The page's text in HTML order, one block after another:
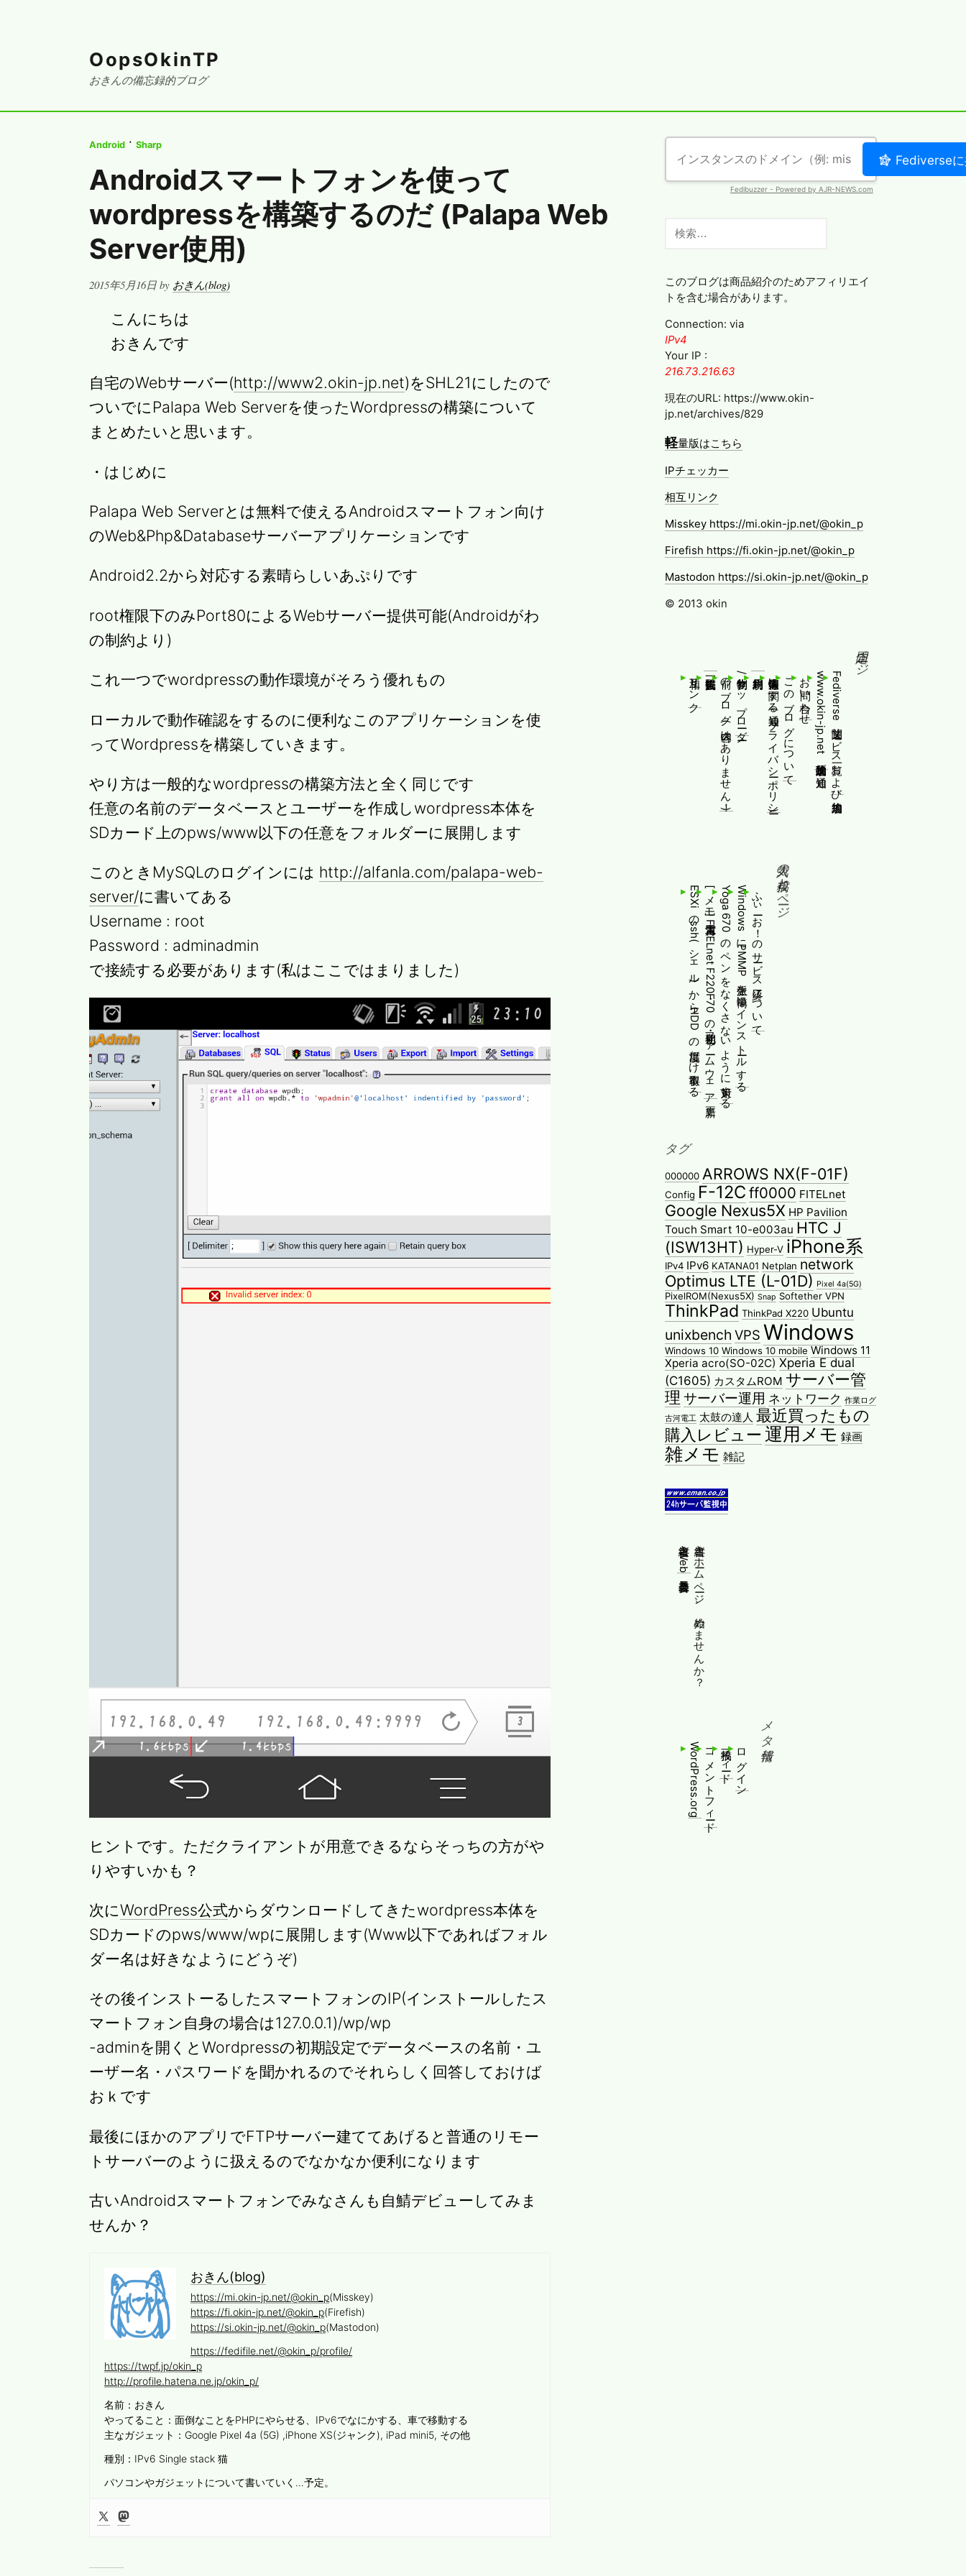
OopsOkinTP
おきんの備忘録的ブログ
Android ·Sharp
Androidスマートフォンを使って
wordpressを構築するのだ (Palapa Web
Server使用)
Posted
2015年5月16日 by おきん(blog)
こんにちは
おきんです
自宅のWebサーバー(http://www2.okin-jp.net)をSHL21にしたので
ついでにPalapa Web Serverを使ったWordpressの構築について
まとめたいと思います。
・はじめに
Palapa Web Serverとは無料で使えるAndroidスマートフォン向け
のWeb&Php&Databaseサーバーアプリケーションです
Android2.2から対応する素晴らしいあぷりです
root権限下のみPort80によるWebサーバー提供可能(Androidがわ
の制約より)
これ一つでwordpressの動作環境がそろう優れもの
ローカルで動作確認をするのに便利なこのアプリケーションを使
ってWordpressを構築していきます。
やり方は一般的なwordpressの構築方法と全く同じです
任意の名前のデータベースとユーザーを作成しwordpress本体を
SDカード上のpws/www以下の任意をフォルダーに展開します
このときMySQLのログインには http://alfanla.com/palapa-web-
server/に書いてある
Username : root
Password : adminadmin
で接続する必要があります(私はここではまりました)
ヒントです。ただクライアントが用意できるならそっちの方がや
りやすいかも？
次にWordPress公式からダウンロードしてきたwordpress本体を
SDカードのpws/www/wpに展開します(Www以下であればフォル
ダー名は好きなようにどうぞ)
その後インストーるしたスマートフォンのIP(インストールしたス
マートフォン自身の場合は127.0.0.1)/wp/wp
-adminを開くとWordpressの初期設定でデータベースの名前・ユ
ーザー名・パスワードを聞かれるのでそれらしく回答しておけば
おｋです
最後にほかのアプリでFTPサーバー建ててあげると普通のリモー
トサーバーのように扱えるのでなかなか便利になります
古いAndroidスマートフォンでみなさんも自鯖デビューしてみま
せんか？
おきん(blog)
https://mi.okin-jp.net/@okin_p(Misskey)
https://fi.okin-jp.net/@okin_p(Firefish)
https://si.okin-jp.net/@okin_p(Mastodon)
https://fedifile.net/@okin_p/profile/
https://twpf.jp/okin_p
http://profile.hatena.ne.jp/okin_p/
名前：おきん
やってること：面倒なことをPHPにやらせる、IPv6でなにかする、車で移動する
主なガジェット：Google Pixel 4a (5G) ,iPhone XS(ジャンク), iPad mini5, その他
種別：IPv6 Single stack 猫
パソコンやガジェットについて書いていく…予定。
索:
このブログは商品紹介のためアフィリエイ
トを含む場合があります。
Connection: via
IPv4
Your IP :
216.73.216.63
現在のURL: https://www.okin-
jp.net/archives/829
軽量版はこちら
IPチェッカー
相互リンク
Misskey https://mi.okin-jp.net/@okin_p
Firefish https://fi.okin-jp.net/@okin_p
Mastodon https://si.okin-jp.net/@okin_p
© 2013 okin
固定ページ
Fediverse関連サービス一覧および追加規約
www.okin-jp.net 追加規約及び通知
お問い合わせ
このブログについて
個人情報等に関する通知(プライバシーポリシー)
制作物/アップローダー
前のブログ(内容はありません！)
相互リンク
人気の投稿とページ
ふぃーお！のサービス終了について
WindowsにPMMP派生を簡単にインストールする
Yoga 670のペンをなくさないように対策する
[メモ]古河電工 FITELnet F220・F70の初期化・ファームウェア更新
ESXiのssh(シェル)からHDDの温度だけ取得する
タグ
000000 ARROWS NX(F-01F)
Config F-12C ff0000 FITELnet
Google Nexus5X HP Pavilion
Touch Smart 10-e003au HTC J
(ISW13HT) Hyper-V iPhone系
IPv4 IPv6 KATANA01 Netplan network
Optimus LTE (L-01D) Pixel 4a(5G)
PixelROM(Nexus5X) Snap Softether VPN
ThinkPad ThinkPad X220 Ubuntu
unixbench VPS Windows
Windows 10 Windows 10 mobile Windows 11
Xperia acro(SO-02C) Xperia E dual
(C1605) カスタムROM サーバー管
理 サーバー運用 ネットワーク 作業ログ
古河電工 太鼓の達人 最近買ったもの
購入レビュー 運用メモ 録画
雑メモ 雑記
縦書きホームページ、始めませんか？
縦書きWeb普及委員会
メタ情報
ログイン
投稿フィード
コメントフィード
WordPress.org